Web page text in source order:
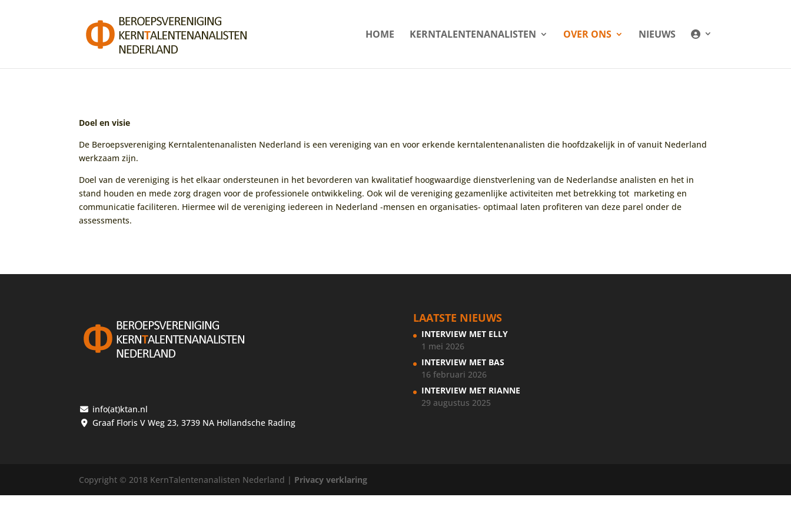
HOME KERNTALENTENANALISTEN OVER ONS NIEUWS
Doel en visie
De Beroepsvereniging Kerntalentenanalisten Nederland is een vereniging van en voor erkende kerntalentenanalisten die hoofdzakelijk in of vanuit Nederland
werkzaam zijn.
Doel van de vereniging is het elkaar ondersteunen in het bevorderen van kwalitatief hoogwaardige dienstverlening van de Nederlandse analisten en het in
stand houden en mede zorg dragen voor de professionele ontwikkeling. Ook wil de vereniging gezamenlijke activiteiten met betrekking tot marketing en
communicatie faciliteren. Hiermee wil de vereniging iedereen in Nederland -mensen en organisaties- optimaal laten profiteren van deze parel onder de
assessments.
info(at)ktan.nl
Graaf Floris V Weg 23, 3739 NA Hollandsche Rading
LAATSTE NIEUWS
INTERVIEW MET ELLY
1 mei 2026
INTERVIEW MET BAS
16 februari 2026
INTERVIEW MET RIANNE
29 augustus 2025
Copyright © 2018 KernTalentenanalisten Nederland | Privacy verklaring